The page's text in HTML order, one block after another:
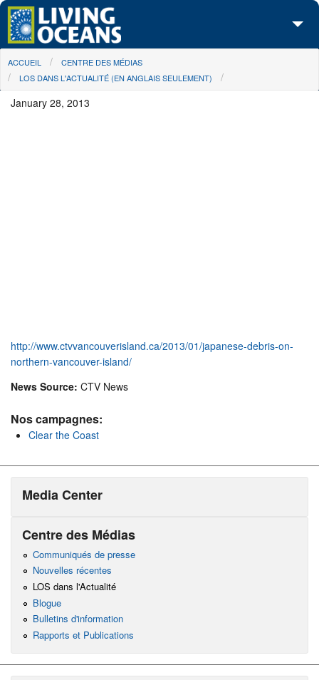
Skip to main content
À propos de nous
Nos campagnes
You are here
ACCUEIL
CENTRE DES MÉDIAS
LOS DANS L'ACTUALITÉ (EN ANGLAIS SEULEMENT)
January 28, 2013
http://www.ctvvancouverisland.ca/2013/01/japanese-debris-on-
northern-vancouver-island/
News Source: CTV News
Nos campagnes:
Clear the Coast
Media Center
Centre des Médias
Communiqués de presse
Nouvelles récentes
LOS dans l'Actualité
Blogue
Bulletins d'information
Rapports et Publications